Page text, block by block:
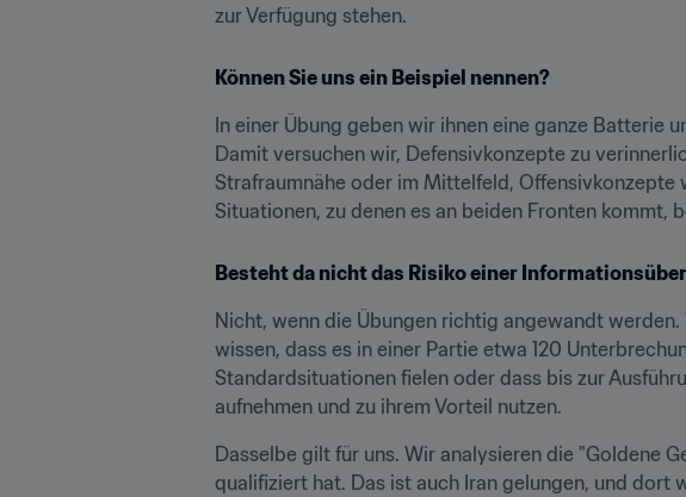
zur Verfügung stehen.
Können Sie uns ein Beispiel nennen?
In einer Übung geben wir ihnen eine ganze Batterie
Damit versuchen wir, Defensivkonzepte zu
Strafraumnähe oder im Mittelfeld,
Situationen, zu denen es an beiden Fronten kommt,
Besteht da nicht das Risiko einer
Nicht, wenn die Übungen richtig angewandt
wissen, dass es in einer Partie etwa 120
Standardsituationen fielen oder dass bis zur
aufnehmen und zu ihrem Vorteil nutzen.
Dasselbe gilt für uns. Wir analysieren die "Goldene
qualifiziert hat. Das ist auch Iran gelungen, und dort